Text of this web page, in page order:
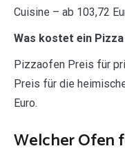
Cuisine – ab 103,72
Was kostet ein
Pizzaofen Preis für
Preis für die
Euro.
Welcher Ofen